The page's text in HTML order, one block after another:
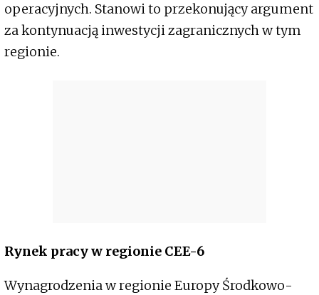
operacyjnych. Stanowi to przekonujący argument
za kontynuacją inwestycji zagranicznych w tym
regionie.
Rynek pracy w regionie CEE-6
Wynagrodzenia w regionie Europy Środkowo-